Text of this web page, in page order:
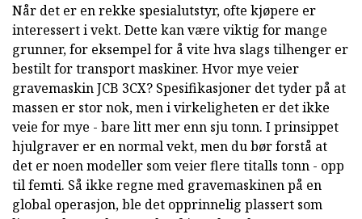
Når det er en rekke spesialutstyr, ofte kjøpere er
interessert i vekt. Dette kan være viktig for mange
grunner, for eksempel for å vite hva slags tilhenger er
bestilt for transport maskiner. Hvor mye veier
gravemaskin JCB 3CX? Spesifikasjoner det tyder på at
massen er stor nok, men i virkeligheten er det ikke
veie for mye - bare litt mer enn sju tonn. I prinsippet
hjulgraver er en normal vekt, men du bør forstå at
det er noen modeller som veier flere titalls tonn - opp
til femti. Så ikke regne med gravemaskinen på en
global operasjon, ble det opprinnelig plassert som